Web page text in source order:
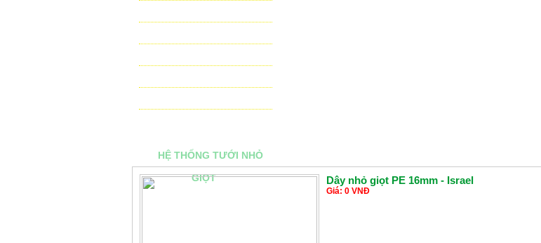
HỆ THỐNG TƯỚI NHỎ
GIỌT
Dây nhỏ giọt PE 16mm - Israel
Giá: 0 VNĐ